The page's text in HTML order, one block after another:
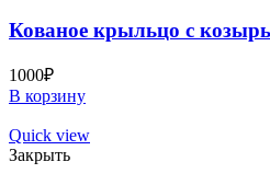
Кованое крыльцо с
1000₽
В корзину
Quick view
Закрыть